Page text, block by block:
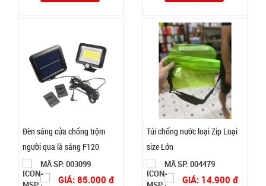
Nồi hấp 2
tầng inox
Soup
Steamer
003196
46.000 đ
TÌNH
Đèn sáng cửa chống trộm
người qua là sáng F120
MÃ SP: 003099
GIÁ: 85.000 đ
Túi chống nước loại Zip Loại
size Lớn
MÃ SP: 004479
GIÁ: 14.900 đ